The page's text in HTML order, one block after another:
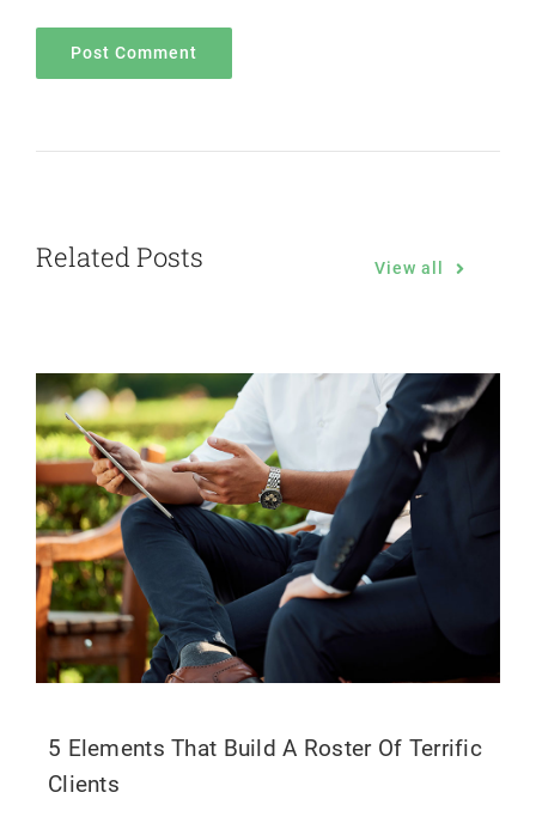
Related Posts View all
5 Elements That Build A Roster Of Terrific
Clients